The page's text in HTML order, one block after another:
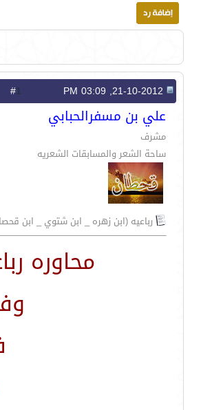
1
علي بن مسفرالحبابي
مشرف
ساحة الشعر والمسابقات الشعريه
رباعيه (ابن زهره _ ابن شتوي _ ابن
محاوره